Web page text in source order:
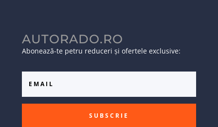
AUTORADO.RO
Abonează-te petru reduceri și ofertele exclusive:
SUBSCRIE